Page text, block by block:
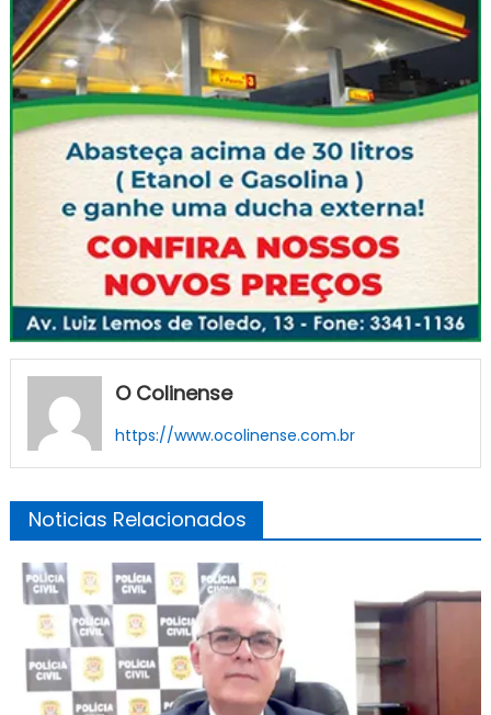
O Colinense
https://www.ocolinense.com.br
Noticias Relacionados